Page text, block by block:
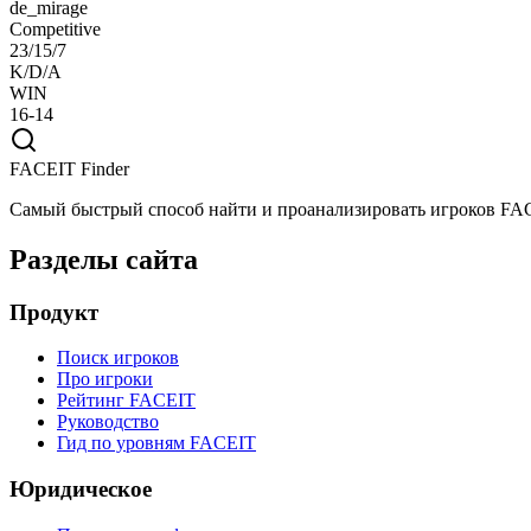
de_mirage
Competitive
23/15/7
K/D/A
WIN
16-14
FACEIT Finder
Самый быстрый способ найти и проанализировать игроков
Разделы сайта
Продукт
Поиск игроков
Про игроки
Рейтинг FACEIT
Руководство
Гид по уровням FACEIT
Юридическое